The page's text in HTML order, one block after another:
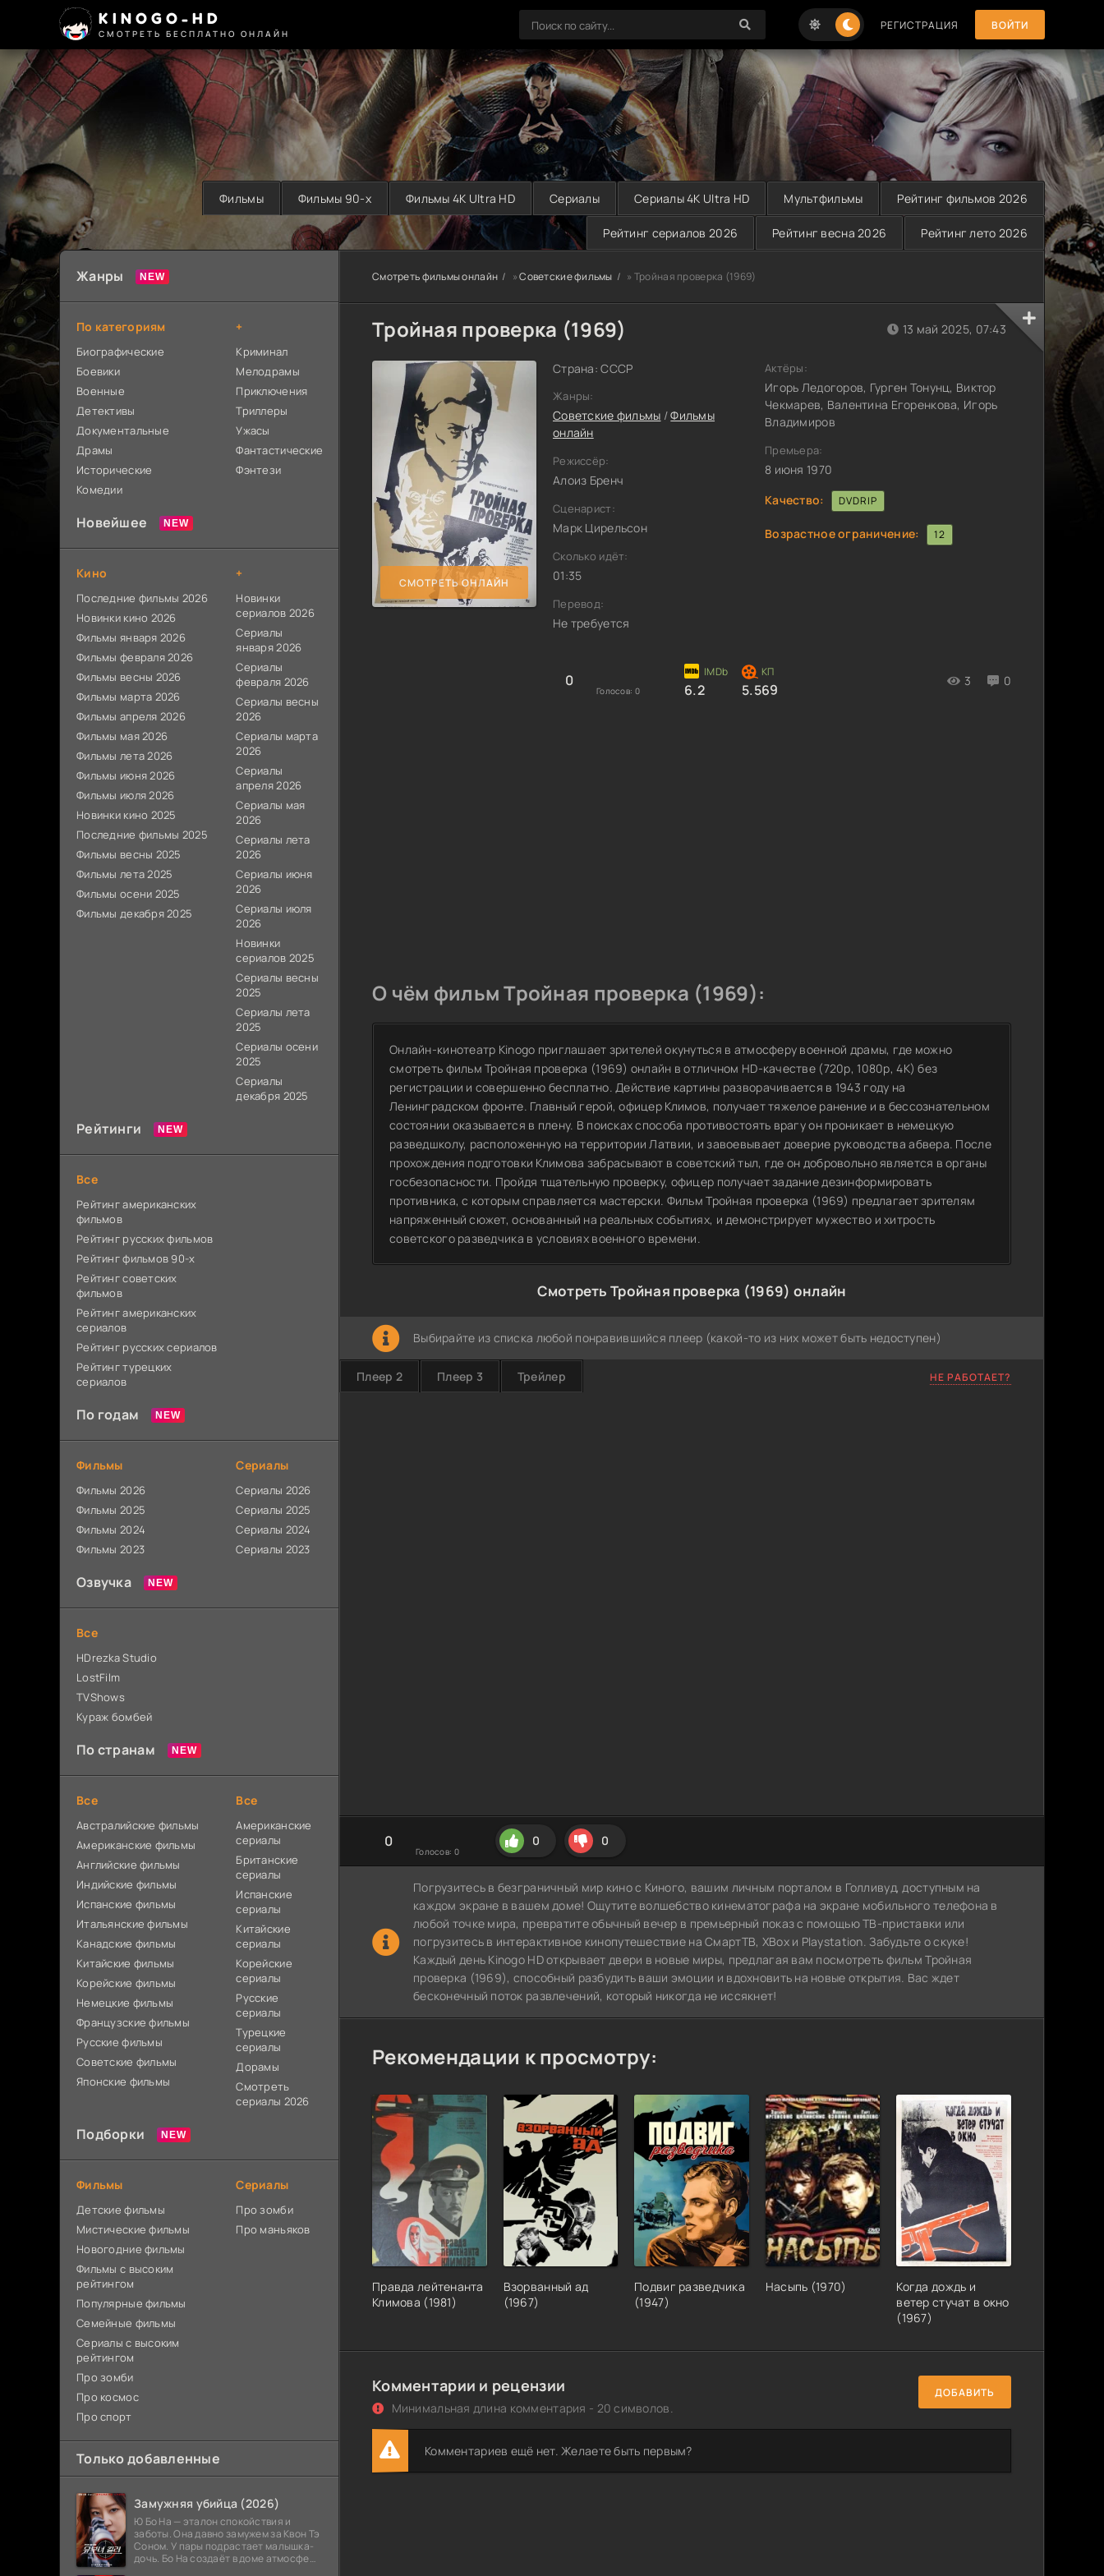
KINOGO-HD
СМОТРЕТЬ БЕСПЛАТНО ОНЛАЙН
РЕГИСТРАЦИЯ ВОЙТИ
Фильмы Фильмы 90-х Фильмы 4K Ultra HD Сериалы Сериалы 4K Ultra HD Мультфильмы Рейтинг фильмов 2026
Рейтинг сериалов 2026 Рейтинг весна 2026 Рейтинг лето 2026
Смотреть фильмы онлайн »Советские фильмы » Тройная проверка (1969)
Тройная проверка (1969)
СМОТРЕТЬ ОНЛАЙН
Страна: СССР
Жанры:
Советские фильмы /Фильмы
онлайн
Режиссёр:
Алоиз Бренч
Сценарист:
Марк Цирельсон
Сколько идёт:
01:35
Перевод:
Не требуется
0
Голосов: 0 6.2 5.569
3 0
13 май 2025, 07:43
Актёры:
Игорь Ледогоров, Гурген Тонунц, Виктор
Чекмарев, Валентина Егоренкова, Игорь
Владимиров
Премьера:
8 июня 1970
Качество:
DVDRIP
Возрастное ограничение: 12
О чём фильм Тройная проверка (1969):
Онлайн-кинотеатр Kinogo приглашает зрителей окунуться в атмосферу военной драмы, где можно
смотреть фильм Тройная проверка (1969) онлайн в отличном HD-качестве (720p, 1080p, 4K) без
регистрации и совершенно бесплатно. Действие картины разворачивается в 1943 году на
Ленинградском фронте. Главный герой, офицер Климов, получает тяжелое ранение и в бессознательном
состоянии оказывается в плену. В поисках способа противостоять врагу он проникает в немецкую
разведшколу, расположенную на территории Латвии, и завоевывает доверие руководства абвера. После
прохождения подготовки Климова забрасывают в советский тыл, где он добровольно является в органы
госбезопасности. Пройдя тщательную проверку, офицер получает задание дезинформировать
противника, с которым справляется мастерски. Фильм Тройная проверка (1969) предлагает зрителям
напряженный сюжет, основанный на реальных событиях, и демонстрирует мужество и хитрость
советского разведчика в условиях военного времени.
Смотреть Тройная проверка (1969) онлайн
Выбирайте из списка любой понравившийся плеер (какой-то из них может быть недоступен)
Плеер 2 Плеер 3 Трейлер НЕ РАБОТАЕТ?
0
Голосов: 0
0 0
Погрузитесь в безграничный мир кино с Киного, вашим личным порталом в Голливуд, доступным на
каждом экране в вашем доме! Ощутите волшебство кинематографа на экране мобильного телефона в
любой точке мира, превратите обычный вечер в премьерный показ с помощью ТВ-приставки или
погрузитесь в интерактивное кинопутешествие на СмартТВ, XBox и Playstation. Забудьте о скуке!
Каждый день Kinogo HD открывает двери в новые миры, предлагая вам посмотреть фильм Тройная
проверка (1969), способный разбудить ваши эмоции и вдохновить на новые открытия. Вас ждет
бесконечный поток развлечений, который никогда не иссякнет!
Рекомендации к просмотру:
Правда лейтенанта
Климова (1981)
Взорванный ад
(1967)
Подвиг разведчика
(1947)
Насыпь (1970)
Когда дождь и
ветер стучат в окно
(1967)
Комментарии и рецензии
Минимальная длина комментария - 20 символов.
ДОБАВИТЬ
Комментариев ещё нет. Желаете быть первым?
Жанры
По категориям
Биографические
Боевики
Военные
Детективы
Документальные
Драмы
Исторические
Комедии
+
Криминал
Мелодрамы
Приключения
Триллеры
Ужасы
Фантастические
Фэнтези
Новейшее
Кино
Последние фильмы 2026
Новинки кино 2026
Фильмы января 2026
Фильмы февраля 2026
Фильмы весны 2026
Фильмы марта 2026
Фильмы апреля 2026
Фильмы мая 2026
Фильмы лета 2026
Фильмы июня 2026
Фильмы июля 2026
Новинки кино 2025
Последние фильмы 2025
Фильмы весны 2025
Фильмы лета 2025
Фильмы осени 2025
Фильмы декабря 2025
+
Новинки
сериалов 2026
Сериалы
января 2026
Сериалы
февраля 2026
Сериалы весны
2026
Сериалы марта
2026
Сериалы
апреля 2026
Сериалы мая
2026
Сериалы лета
2026
Сериалы июня
2026
Сериалы июля
2026
Новинки
сериалов 2025
Сериалы весны
2025
Сериалы лета
2025
Сериалы осени
2025
Сериалы
декабря 2025
Рейтинги
Все
Рейтинг американских
фильмов
Рейтинг русских фильмов
Рейтинг фильмов 90-х
Рейтинг советских
фильмов
Рейтинг американских
сериалов
Рейтинг русских сериалов
Рейтинг турецких
сериалов
По годам
Фильмы
Фильмы 2026
Фильмы 2025
Фильмы 2024
Фильмы 2023
Сериалы
Сериалы 2026
Сериалы 2025
Сериалы 2024
Сериалы 2023
Озвучка
Все
HDrezka Studio
LostFilm
TVShows
Кураж бомбей
По странам
Все
Австралийские фильмы
Американские фильмы
Английские фильмы
Индийские фильмы
Испанские фильмы
Итальянские фильмы
Канадские фильмы
Китайские фильмы
Корейские фильмы
Немецкие фильмы
Французские фильмы
Русские фильмы
Советские фильмы
Японские фильмы
Все
Американские
сериалы
Британские
сериалы
Испанские
сериалы
Китайские
сериалы
Корейские
сериалы
Русские
сериалы
Турецкие
сериалы
Дорамы
Смотреть
сериалы 2026
Подборки
Фильмы
Детские фильмы
Мистические фильмы
Новогодние фильмы
Фильмы с высоким
рейтингом
Популярные фильмы
Семейные фильмы
Сериалы с высоким
рейтингом
Про зомби
Про космос
Про спорт
Сериалы
Про зомби
Про маньяков
Только добавленные
Замужняя убийца (2026)
Ю Бо На — эталон спокойствия и
заботы. Она давно замужем за Квон Тэ
Соном. У пары подрастает малышка-
дочь. Бо На создаёт в доме атмосферу